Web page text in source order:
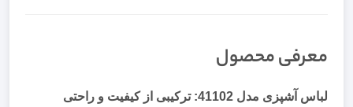
معرفی محصول
لباس آشپزی مدل 41102: ترکیبی از کیفیت و راحتی